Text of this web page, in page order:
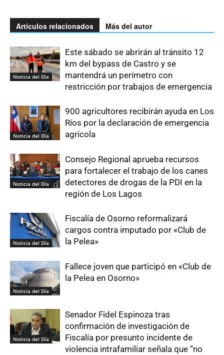
Artículos relacionados Más del autor
Noticia del Día
Este sábado se abrirán al tránsito 12
km del bypass de Castro y se
mantendrá un perímetro con
restricción por trabajos de emergencia
Noticia del Día
900 agricultores recibirán ayuda en Los
Ríos por la declaración de emergencia
agrícola
Noticia del Día
Consejo Regional aprueba recursos
para fortalecer el trabajo de los canes
detectores de drogas de la PDI en la
región de Los Lagos
Noticia del Día
Fiscalía de Osorno reformalizará
cargos contra imputado por «Club de
la Pelea»
Noticia del Día
Fallece joven que participó en «Club de
la Pelea en Osorno»
Noticia del Día
Senador Fidel Espinoza tras
confirmación de investigación de
Fiscalía por presunto incidente de
violencia intrafamiliar señala que “no